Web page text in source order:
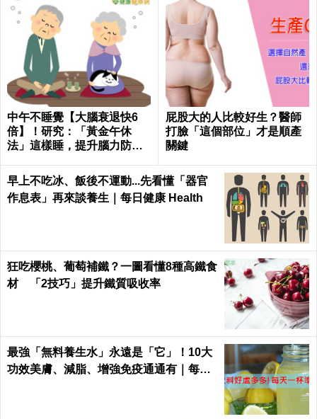
中午不睡覺【大腦衰退快6
倍】！研究：「黃金午休
法」這樣睡，提升腦力防癡
屁股大的人比較好生？醫師
打臉「這個部位」才是順產
關鍵
早上不吃冰、飯後不運動...先看懂「器官
作息表」再來談養生｜每日健康 Health
狂吃櫻桃、葡萄補鐵？一圖看懂8種高鐵食
材 「2技巧」提升鐵質吸收率
最強「無料養生水」永遠是「它」！10大
功效美膚、減脂、增強免疫通通有｜每日